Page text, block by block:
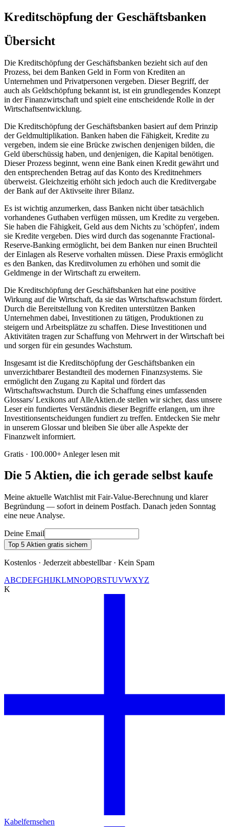
Kreditschöpfung der Geschäftsbanken
Übersicht
Die Kreditschöpfung der Geschäftsbanken bezieht sich auf den
Prozess, bei dem Banken Geld in Form von Krediten an
Unternehmen und Privatpersonen vergeben. Dieser Begriff, der
auch als Geldschöpfung bekannt ist, ist ein grundlegendes Konzept
in der Finanzwirtschaft und spielt eine entscheidende Rolle in der
Wirtschaftsentwicklung.
Die Kreditschöpfung der Geschäftsbanken basiert auf dem Prinzip
der Geldmultiplikation. Banken haben die Fähigkeit, Kredite zu
vergeben, indem sie eine Brücke zwischen denjenigen bilden, die
Geld überschüssig haben, und denjenigen, die Kapital benötigen.
Dieser Prozess beginnt, wenn eine Bank einen Kredit gewährt und
den entsprechenden Betrag auf das Konto des Kreditnehmers
überweist. Gleichzeitig erhöht sich jedoch auch die Kreditvergabe
der Bank auf der Aktivseite ihrer Bilanz.
Es ist wichtig anzumerken, dass Banken nicht über tatsächlich
vorhandenes Guthaben verfügen müssen, um Kredite zu vergeben.
Sie haben die Fähigkeit, Geld aus dem Nichts zu 'schöpfen', indem
sie Kredite vergeben. Dies wird durch das sogenannte Fractional-
Reserve-Banking ermöglicht, bei dem Banken nur einen Bruchteil
der Einlagen als Reserve vorhalten müssen. Diese Praxis ermöglicht
es den Banken, das Kreditvolumen zu erhöhen und somit die
Geldmenge in der Wirtschaft zu erweitern.
Die Kreditschöpfung der Geschäftsbanken hat eine positive
Wirkung auf die Wirtschaft, da sie das Wirtschaftswachstum fördert.
Durch die Bereitstellung von Krediten unterstützen Banken
Unternehmen dabei, Investitionen zu tätigen, Produktionen zu
steigern und Arbeitsplätze zu schaffen. Diese Investitionen und
Aktivitäten tragen zur Schaffung von Mehrwert in der Wirtschaft bei
und sorgen für ein gesundes Wachstum.
Insgesamt ist die Kreditschöpfung der Geschäftsbanken ein
unverzichtbarer Bestandteil des modernen Finanzsystems. Sie
ermöglicht den Zugang zu Kapital und fördert das
Wirtschaftswachstum. Durch die Schaffung eines umfassenden
Glossars/ Lexikons auf AlleAktien.de stellen wir sicher, dass unsere
Leser ein fundiertes Verständnis dieser Begriffe erlangen, um ihre
Investitionsentscheidungen fundiert zu treffen. Entdecken Sie mehr
in unserem Glossar und bleiben Sie über alle Aspekte der
Finanzwelt informiert.
Gratis · 100.000+ Anleger lesen mit
Die 5 Aktien, die ich gerade selbst kaufe
Meine aktuelle Watchlist mit Fair-Value-Berechnung und klarer
Begründung — sofort in deinem Postfach. Danach jeden Sonntag
eine neue Analyse.
Deine Email
Top 5 Aktien gratis sichern
Kostenlos · Jederzeit abbestellbar · Kein Spam
ABCDEFGHIJKLMNOPQRSTUVWXYZ
K
Kabelfernsehen